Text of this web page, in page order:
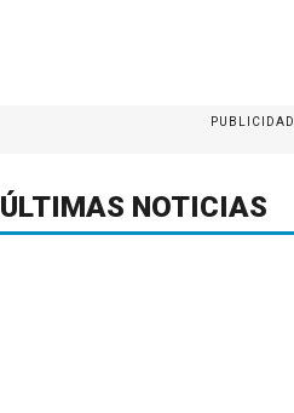
PUBLICIDAD
ÚLTIMAS NOTICIAS